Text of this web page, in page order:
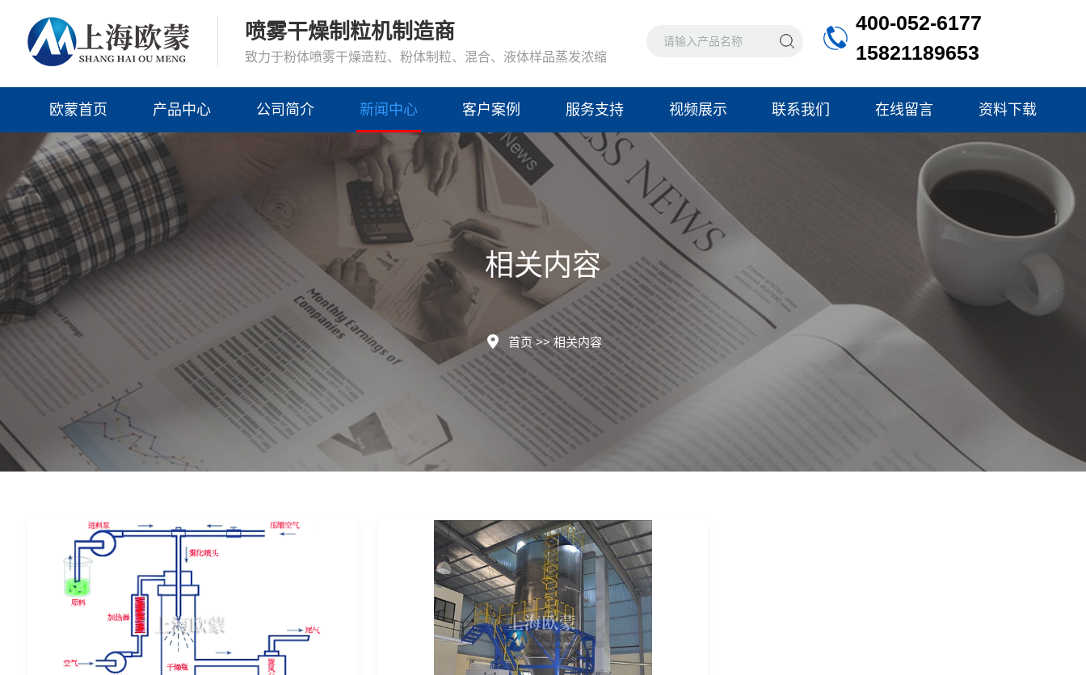
喷雾干燥制粒机制造商
致力于粉体喷雾干燥造粒、粉体制粒、混合、液体样品蒸发浓缩
400-052-6177
15821189653
欧蒙首页 产品中心 公司简介 新闻中心 客户案例 服务支持 视频展示 联系我们 在线留言 资料下载
相关内容
首页>>相关内容